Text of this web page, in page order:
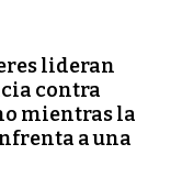
lideran
contra
mientras la
a una